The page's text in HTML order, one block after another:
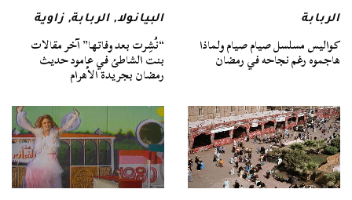
الربابة
كواليس مسلسل صيام صيام ولماذا
هاجموه رغم نجاحه في رمضان
البيانولا,الربابة, زاوية
“نُشِرت بعد وفاتها” آخر مقالات
بنت الشاطئ في عامود حديث
رمضان بجريدة الأهرام